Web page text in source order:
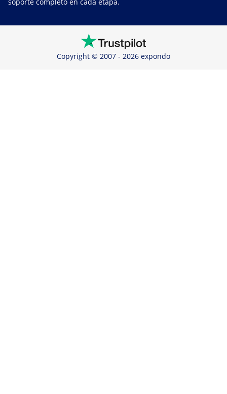
Copyright © 2007 - 2026 expondo